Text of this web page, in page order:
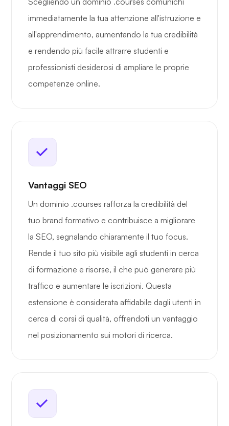
immediatamente la tua attenzione all'istruzione e
all'apprendimento, aumentando la tua credibilità
e rendendo più facile attrarre studenti e
professionisti desiderosi di ampliare le proprie
competenze online.
Vantaggi SEO
Un dominio .courses rafforza la credibilità del
tuo brand formativo e contribuisce a migliorare
la SEO, segnalando chiaramente il tuo focus.
Rende il tuo sito più visibile agli studenti in cerca
di formazione e risorse, il che può generare più
traffico e aumentare le iscrizioni. Questa
estensione è considerata affidabile dagli utenti in
cerca di corsi di qualità, offrendoti un vantaggio
nel posizionamento sui motori di ricerca.